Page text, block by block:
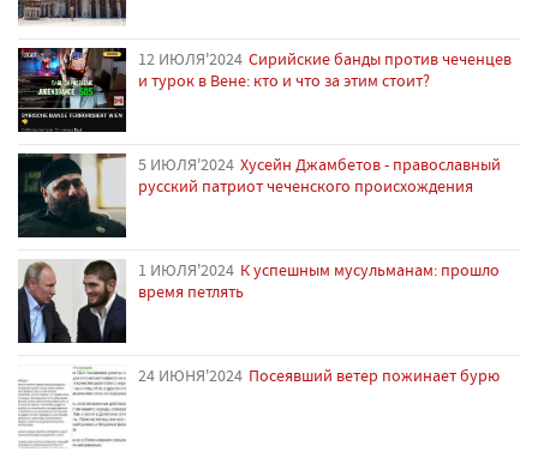
12 ИЮЛЯ'2024 Сирийские банды против чеченцев
и турок в Вене: кто и что за этим стоит?
5 ИЮЛЯ'2024 Хусейн Джамбетов - православный
русский патриот чеченского происхождения
1 ИЮЛЯ'2024 К успешным мусульманам: прошло
время петлять
24 ИЮНЯ'2024 Посеявший ветер пожинает бурю